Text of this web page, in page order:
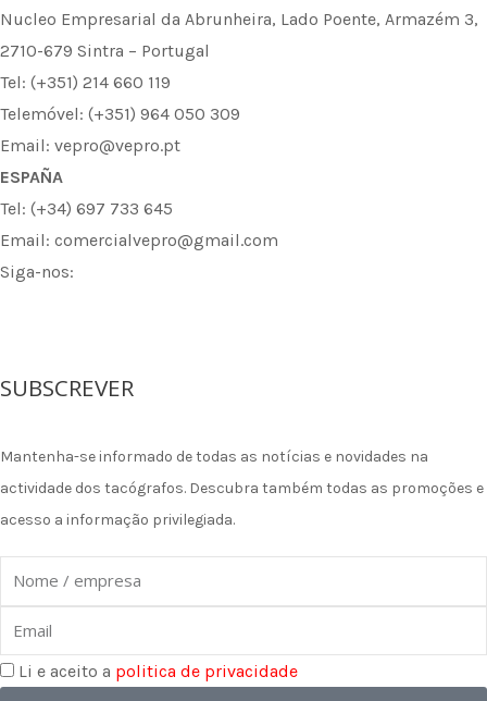
Nucleo Empresarial da Abrunheira, Lado Poente, Armazém 3,
2710-679 Sintra – Portugal
Tel: (+351) 214 660 119
Telemóvel: (+351) 964 050 309
Email: vepro@vepro.pt
ESPAÑA
Tel: (+34) 697 733 645
Email: comercialvepro@gmail.com
Siga-nos:
a
c
e
b
o
o
n
s
t
a
g
r
n
k
e
d
i
SUBSCREVER
Mantenha-se informado de todas as notícias e novidades na
actividade dos tacógrafos. Descubra também todas as promoções e
acesso a informação privilegiada.
Nome
Li e aceito a politica de privacidade